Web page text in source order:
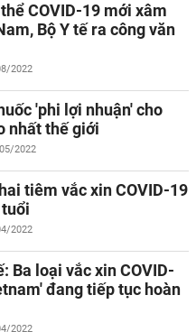
COVID-19 mới xâm
Bộ Y tế ra công văn
2022
'phi lợi nhuận' cho
nhất thế giới
2022
tiêm vắc xin COVID-19
2022
Ba loại vắc xin COVID-
đang tiếp tục hoàn
2022